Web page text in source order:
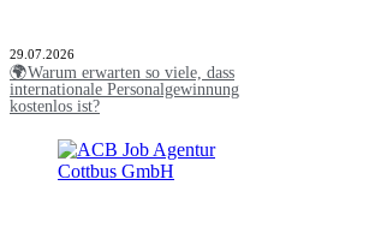
29.07.2026
🌍Warum erwarten so viele, dass
internationale Personalgewinnung
kostenlos ist?